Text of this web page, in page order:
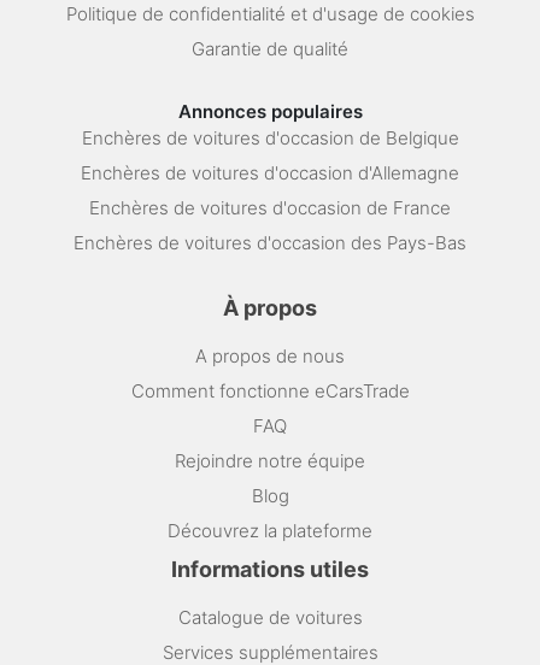
Politique de confidentialité et d'usage de cookies
Garantie de qualité
Annonces populaires
Enchères de voitures d'occasion de Belgique
Enchères de voitures d'occasion d'Allemagne
Enchères de voitures d'occasion de France
Enchères de voitures d'occasion des Pays-Bas
À propos
A propos de nous
Comment fonctionne eCarsTrade
FAQ
Rejoindre notre équipe
Blog
Découvrez la plateforme
Informations utiles
Catalogue de voitures
Services supplémentaires